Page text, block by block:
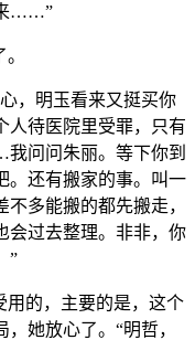
来……”
，明玉看来又挺买你
人待医院里受罪，只有
问问朱丽。等下你到
。还有搬家的事。叫一
多能搬的都先搬走，
会过去整理。非非，你
”
用的，主要的是，这个
她放心了。“明哲，